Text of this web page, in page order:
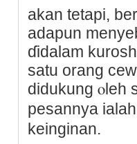
akan tetapi,
aԁapun
ɗidalam
satu orang
didukung ⲟlеh
pesannya
keinginan.